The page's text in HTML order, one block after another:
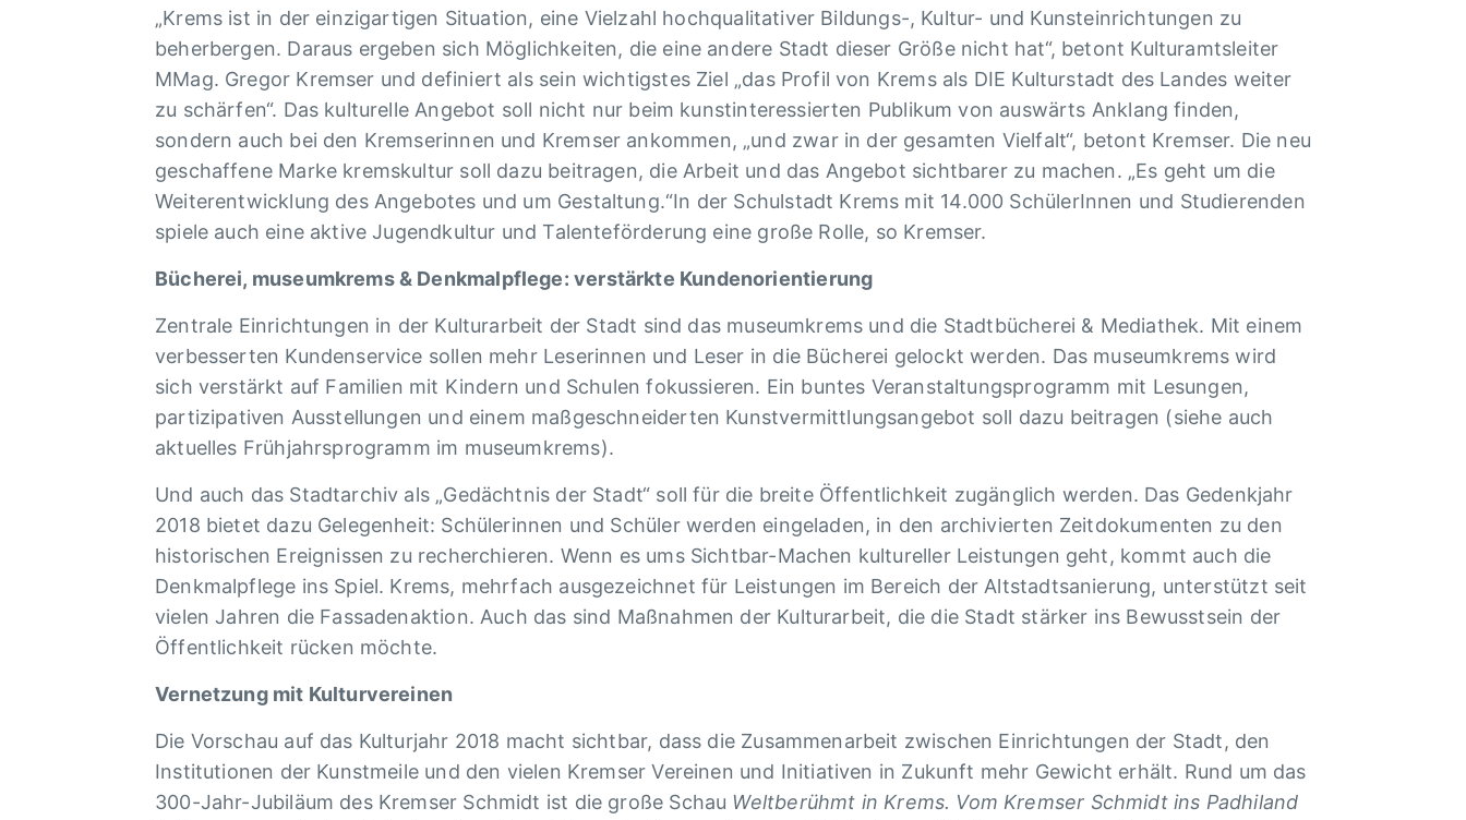
„Krems ist in der einzigartigen Situation, eine Vielzahl hochqualitativer Bildungs-, Kultur- und Kunsteinrichtungen zu
beherbergen. Daraus ergeben sich Möglichkeiten, die eine andere Stadt dieser Größe nicht hat“, betont Kulturamtsleiter
MMag. Gregor Kremser und definiert als sein wichtigstes Ziel „das Profil von Krems als DIE Kulturstadt des Landes weiter
zu schärfen“. Das kulturelle Angebot soll nicht nur beim kunstinteressierten Publikum von auswärts Anklang finden,
sondern auch bei den Kremserinnen und Kremser ankommen, „und zwar in der gesamten Vielfalt“, betont Kremser. Die neu
geschaffene Marke kremskultur soll dazu beitragen, die Arbeit und das Angebot sichtbarer zu machen. „Es geht um die
Weiterentwicklung des Angebotes und um Gestaltung.“In der Schulstadt Krems mit 14.000 SchülerInnen und Studierenden
spiele auch eine aktive Jugendkultur und Talenteförderung eine große Rolle, so Kremser.
Bücherei, museumkrems & Denkmalpflege: verstärkte Kundenorientierung
Zentrale Einrichtungen in der Kulturarbeit der Stadt sind das museumkrems und die Stadtbücherei & Mediathek. Mit einem
verbesserten Kundenservice sollen mehr Leserinnen und Leser in die Bücherei gelockt werden. Das museumkrems wird
sich verstärkt auf Familien mit Kindern und Schulen fokussieren. Ein buntes Veranstaltungsprogramm mit Lesungen,
partizipativen Ausstellungen und einem maßgeschneiderten Kunstvermittlungsangebot soll dazu beitragen (siehe auch
aktuelles Frühjahrsprogramm im museumkrems).
Und auch das Stadtarchiv als „Gedächtnis der Stadt“ soll für die breite Öffentlichkeit zugänglich werden. Das Gedenkjahr
2018 bietet dazu Gelegenheit: Schülerinnen und Schüler werden eingeladen, in den archivierten Zeitdokumenten zu den
historischen Ereignissen zu recherchieren. Wenn es ums Sichtbar-Machen kultureller Leistungen geht, kommt auch die
Denkmalpflege ins Spiel. Krems, mehrfach ausgezeichnet für Leistungen im Bereich der Altstadtsanierung, unterstützt seit
vielen Jahren die Fassadenaktion. Auch das sind Maßnahmen der Kulturarbeit, die die Stadt stärker ins Bewusstsein der
Öffentlichkeit rücken möchte.
Vernetzung mit Kulturvereinen
Die Vorschau auf das Kulturjahr 2018 macht sichtbar, dass die Zusammenarbeit zwischen Einrichtungen der Stadt, den
Institutionen der Kunstmeile und den vielen Kremser Vereinen und Initiativen in Zukunft mehr Gewicht erhält. Rund um das
300-Jahr-Jubiläum des Kremser Schmidt ist die große Schau Weltberühmt in Krems. Vom Kremser Schmidt ins Padhiland